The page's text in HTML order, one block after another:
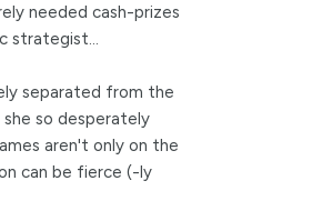
needed cash-prizes
strategist...
separated from the
so desperately
aren't only on the
can be fierce (-ly